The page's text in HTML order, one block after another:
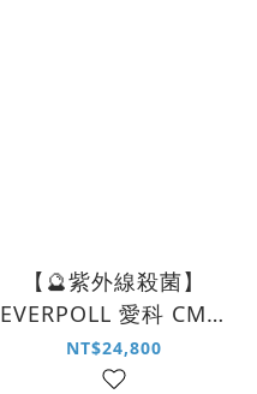
【🔮紫外線殺菌】
EVERPOLL 愛科 CM2-
MF330 商用全效複合
式淨水系統
NT$24,800